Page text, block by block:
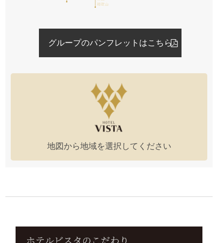
グループのパンフレットはこちら
地図から地域を選択してください